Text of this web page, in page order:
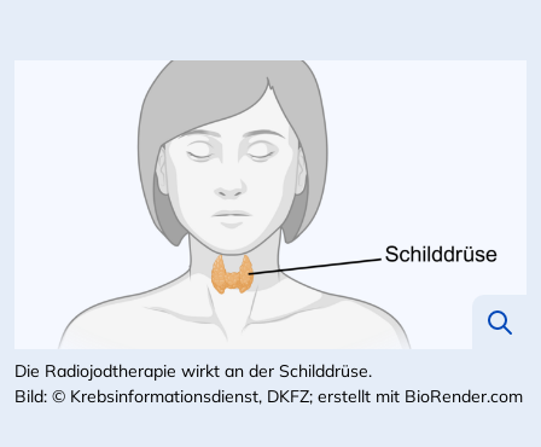
Die Radiojodtherapie wirkt an der Schilddrüse.
Bild: © Krebsinformationsdienst, DKFZ; erstellt mit BioRender.com